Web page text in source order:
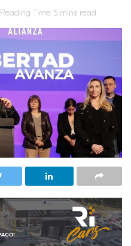
Reading Time: 5 mins read